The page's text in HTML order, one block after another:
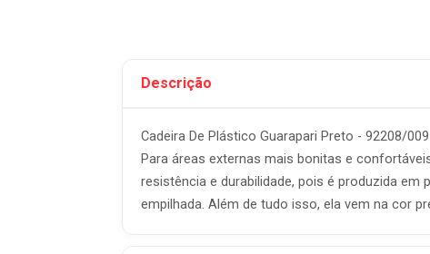
Descrição
Cadeira De Plástico Guarapari Preto - 92208/
Para áreas externas mais bonitas e
resistência e durabilidade, pois é produzida em
empilhada. Além de tudo isso, ela vem na cor